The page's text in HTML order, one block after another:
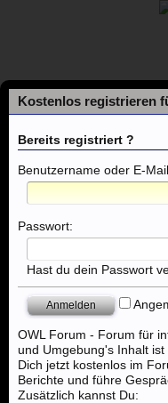
Foren ... Eros
Foren
Themen mit aktuellen
Kostenlos registrieren
Bereits registriert ?
Benutzername oder E-
Passwort:
Hast du dein Passwort
OWL Forum - Forum für
und Umgebung's Inhalt
Dich jetzt kostenlos im
Berichte und führe
Zusätzlich kannst Du: